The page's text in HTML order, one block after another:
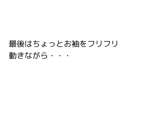
最後はちょっとお袖をフリフリ
動きながら・・・